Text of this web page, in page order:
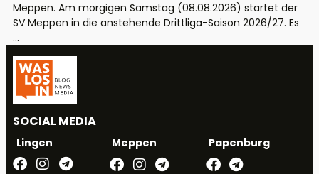
Meppen. Am morgigen Samstag (08.08.2026) startet der
SV Meppen in die anstehende Drittliga-Saison 2026/27. Es
...
SOCIAL MEDIA
Lingen Meppen Papenburg